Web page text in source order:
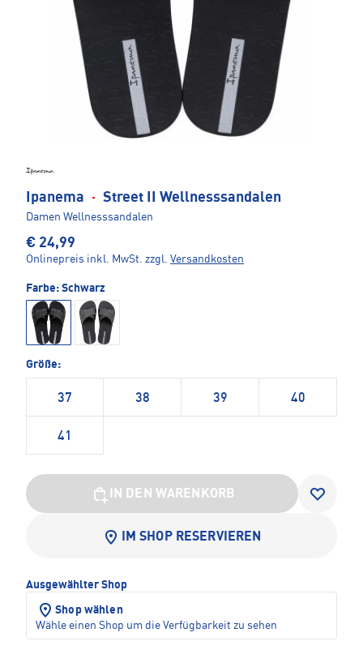
Ipanema · Street II Wellnesssandalen
Damen Wellnesssandalen
€ 24,99
Onlinepreis inkl. MwSt. zzgl. Versandkosten
Farbe: Schwarz
Größe:
37 38 39 40
41
IN DEN WARENKORB
IM SHOP RESERVIEREN
Ausgewählter Shop
Shop wählen
Wähle einen Shop um die Verfügbarkeit zu sehen